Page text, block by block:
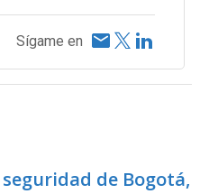
Sígame en
de Bogotá,